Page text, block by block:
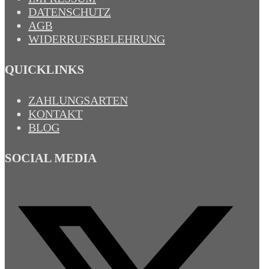
DATENSCHUTZ
AGB
WIDERRUFSBELEHRUNG
QUICKLINKS
ZAHLUNGSARTEN
KONTAKT
BLOG
SOCIAL MEDIA